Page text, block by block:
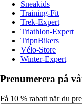
Sneakids
Training-Fit
Trek-Expert
Triathlon-Expert
TripnBikers
Vélo-Store
Winter-Expert
Prenumerera på
Få 10 % rabatt när du